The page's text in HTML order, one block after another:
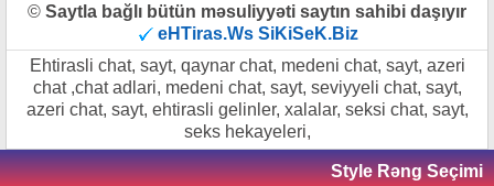
© Saytla bağlı bütün məsuliyyəti saytın sahibi daşıyır
eHTiras.Ws SiKiSeK.Biz
Ehtirasli chat, sayt, qaynar chat, medeni chat, sayt, azeri
chat ,chat adlari, medeni chat, sayt, seviyyeli chat, sayt,
azeri chat, sayt, ehtirasli gelinler, xalalar, seksi chat, sayt,
seks hekayeleri,
Style Rəng Seçimi